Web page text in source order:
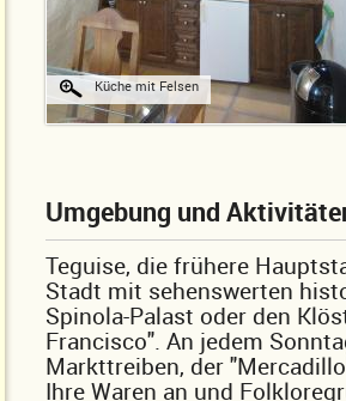
Küche mit Felsen
Umgebung und
Teguise, die frühere
Stadt mit sehenswerten
Spinola-Palast oder den
Francisco". An jedem
Markttreiben, der
Ihre Waren an und